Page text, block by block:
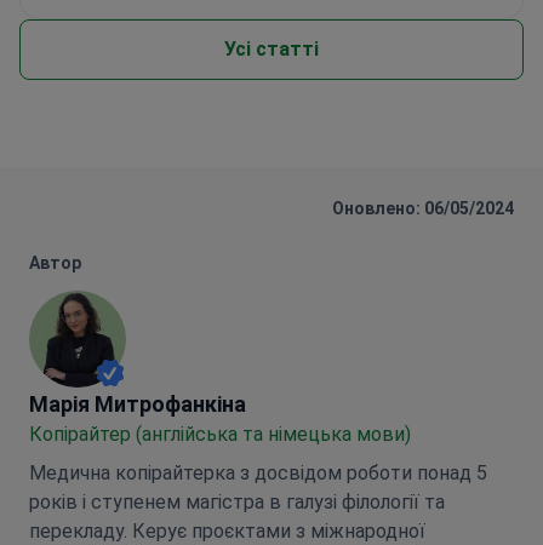
Усі статті
Оновлено: 06/05/2024
Автор
Марія Митрофанкіна
Марія Митрофанкіна
Копірайтер (англійська та німецька мови)
Медична копірайтерка з досвідом роботи понад 5
років і ступенем магістра в галузі філології та
перекладу. Керує проєктами з міжнародної